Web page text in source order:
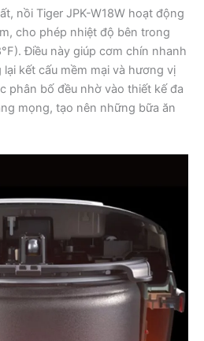
nồi Tiger JPK-W18W hoạt động
cho phép nhiệt độ bên trong
Điều này giúp cơm chín nhanh
kết cấu mềm mại và hương vị
phân bố đều nhờ vào thiết kế đa
mọng, tạo nên những bữa ăn